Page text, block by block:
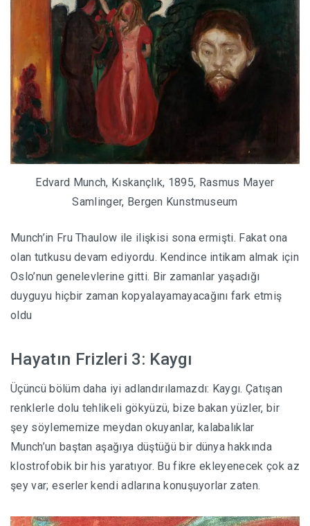
Edvard Munch, Kıskançlık, 1895, Rasmus Mayer
Samlinger, Bergen Kunstmuseum
Munch’in Fru Thaulow ile ilişkisi sona ermişti. Fakat ona
olan tutkusu devam ediyordu. Kendince intikam almak için
Oslo’nun genelevlerine gitti. Bir zamanlar yaşadığı
duyguyu hiçbir zaman kopyalayamayacağını fark etmiş
oldu
Hayatın Frizleri 3: Kaygı
Üçüncü bölüm daha iyi adlandırılamazdı: Kaygı. Çatışan
renklerle dolu tehlikeli gökyüzü, bize bakan yüzler, bir
şey söylememize meydan okuyanlar, kalabalıklar
Munch’un baştan aşağıya düştüğü bir dünya hakkında
klostrofobik bir his yaratıyor. Bu fikre ekleyenecek çok az
şey var; eserler kendi adlarına konuşuyorlar zaten.